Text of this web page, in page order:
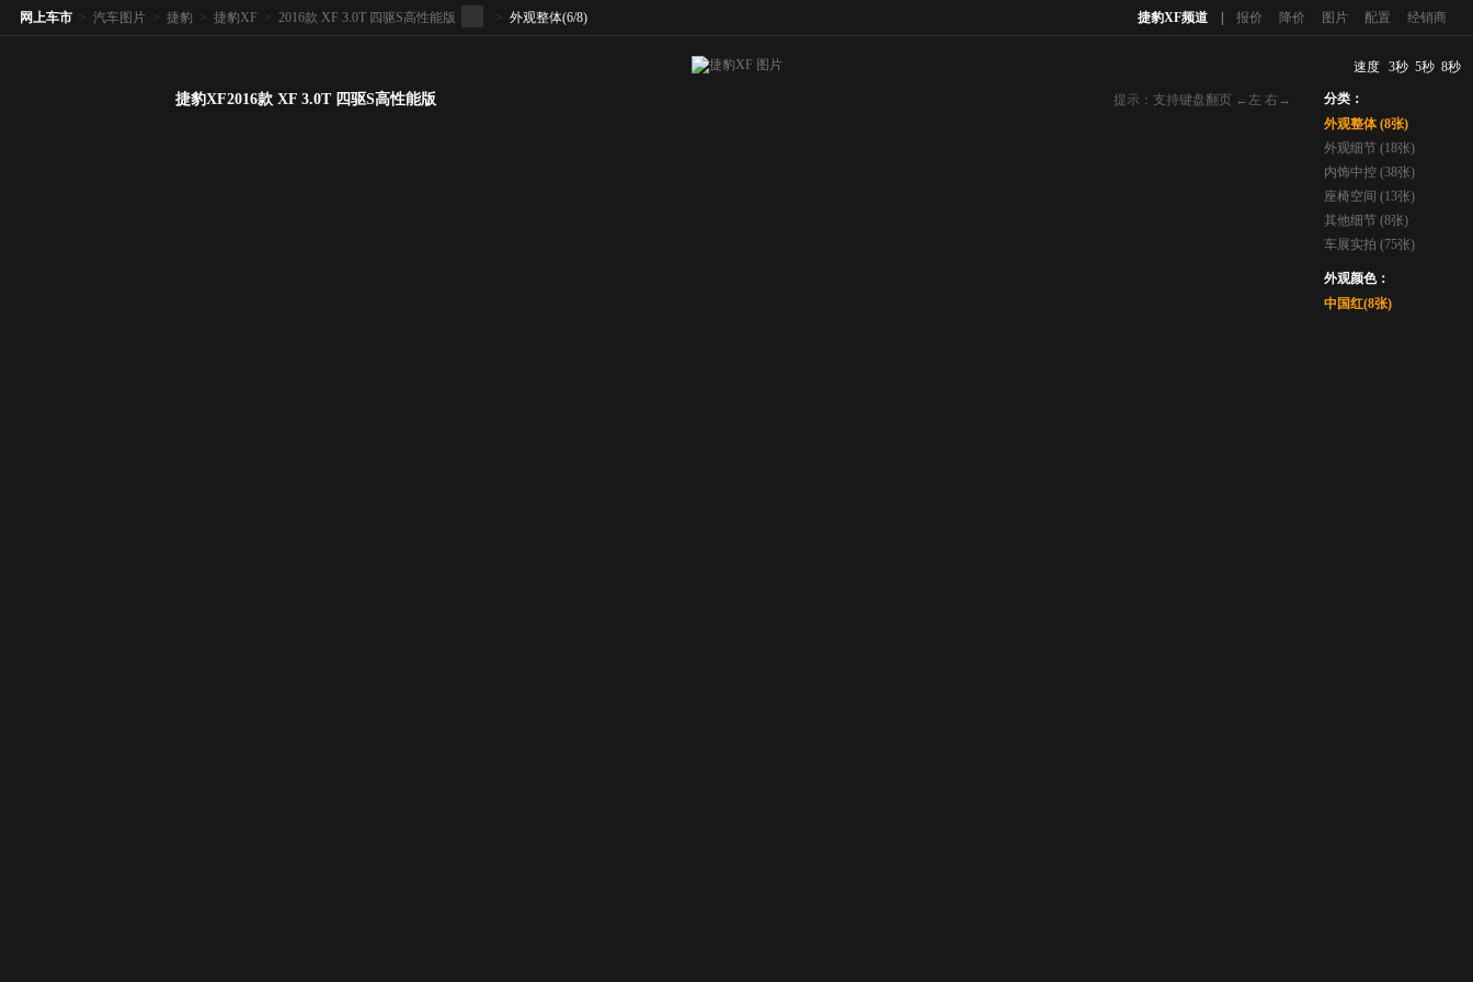
捷豹XF频道 报价 降价 图片 配置 经销商
网上车市 > 汽车图片 > 捷豹 > 捷豹XF > 2016款 XF 3.0T 四驱S高性能版 > 外观整体(6/8)
提示：支持键盘翻页 ←左 右→
捷豹XF2016款 XF 3.0T 四驱S高性能版
速度 3秒 5秒 8秒
分类：
外观整体 (8张)
外观细节 (18张)
内饰中控 (38张)
座椅空间 (13张)
其他细节 (8张)
车展实拍 (75张)
外观颜色：
中国红(8张)